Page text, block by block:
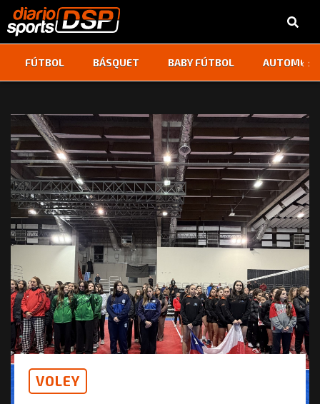
FÚTBOL BÁSQUET BABY FÚTBOL ‹ ›
VOLEY